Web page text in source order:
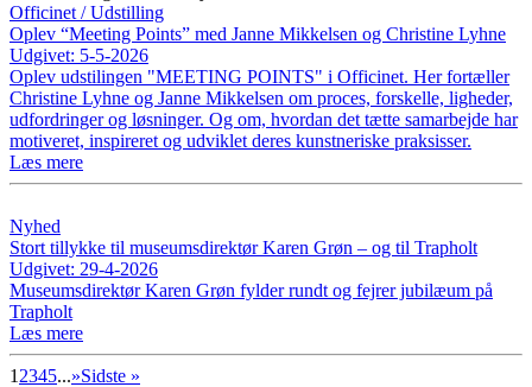
Officinet / Udstilling
Oplev “Meeting Points” med Janne Mikkelsen og Christine Lyhne
Udgivet: 5-5-2026
Oplev udstilingen "MEETING POINTS" i Officinet. Her fortæller
Christine Lyhne og Janne Mikkelsen om proces, forskelle, ligheder,
udfordringer og løsninger. Og om, hvordan det tætte samarbejde har
motiveret, inspireret og udviklet deres kunstneriske praksisser.
Læs mere
Nyhed
Stort tillykke til museumsdirektør Karen Grøn – og til Trapholt
Udgivet: 29-4-2026
Museumsdirektør Karen Grøn fylder rundt og fejrer jubilæum på
Trapholt
Læs mere
1 2345...»Sidste »